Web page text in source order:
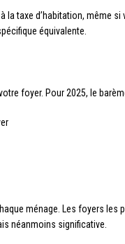
la taxe d’habitation, même
équivalente.
foyer. Pour 2025, le
ménage. Les foyers
néanmoins significative.